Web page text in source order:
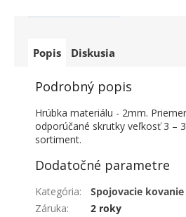
Popis Diskusia
Podrobný popis
Hrúbka materiálu - 2mm.
odporúčané skrutky veľkosť 3 –
sortiment.
Dodatočné parametre
Kategória:
Spojovacie kovanie
Záruka:
2 roky